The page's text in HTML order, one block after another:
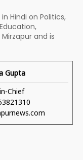
Hindi on Politics,
and is
Gupta
Chief